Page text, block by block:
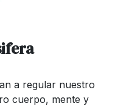
a regular nuestro
cuerpo, mente y